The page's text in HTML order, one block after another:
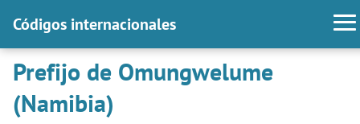
Códigos internacionales
Prefijo de Omungwelume
(Namibia)